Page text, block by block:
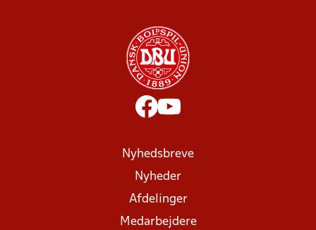
Nyhedsbreve
Nyheder
Afdelinger
Medarbejdere